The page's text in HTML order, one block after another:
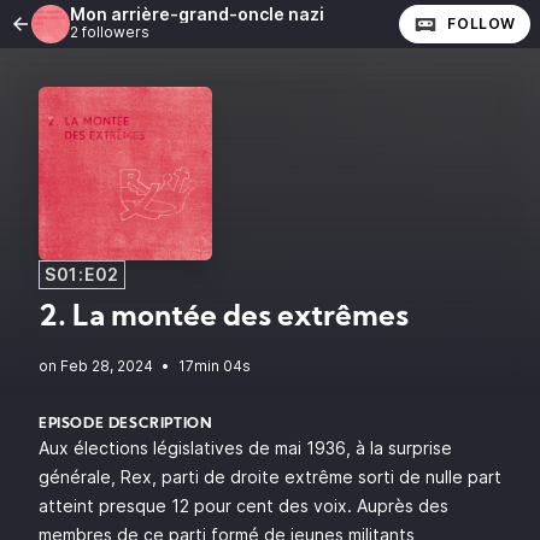
Mon arrière-grand-oncle nazi
2 followers FOLLOW
S01:E02
2. La montée des extrêmes
• 17min 04s
EPISODE DESCRIPTION
Aux élections législatives de mai 1936, à la surprise
générale, Rex, parti de droite extrême sorti de nulle part
atteint presque 12 pour cent des voix. Auprès des
membres de ce parti formé de jeunes militants